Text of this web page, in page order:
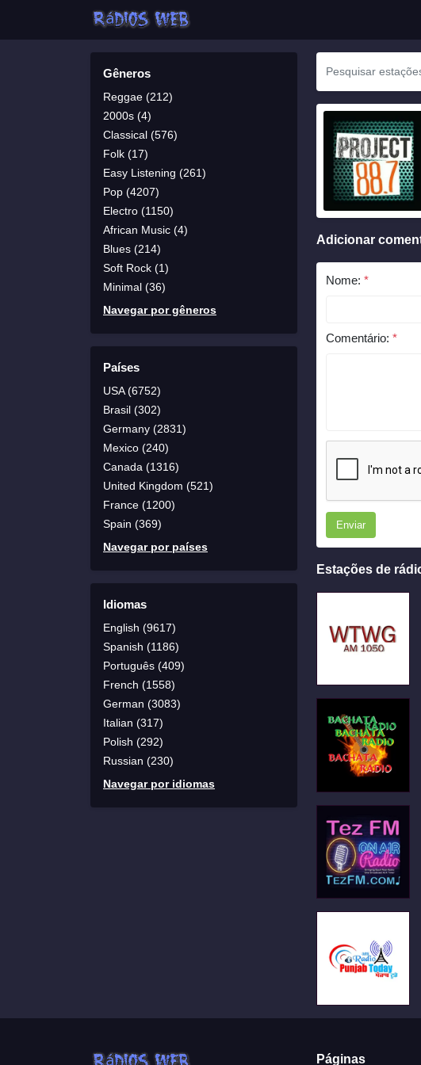
Gêneros
Reggae (212)
2000s (4)
Classical (576)
Folk (17)
Easy Listening (261)
Pop (4207)
Electro (1150)
African Music (4)
Blues (214)
Soft Rock (1)
Minimal (36)
Navegar por gêneros
Países
USA (6752)
Brasil (302)
Germany (2831)
Mexico (240)
Canada (1316)
United Kingdom (521)
France (1200)
Spain (369)
Navegar por países
Idiomas
English (9617)
Spanish (1186)
Português (409)
French (1558)
German (3083)
Italian (317)
Polish (292)
Russian (230)
Navegar por idiomas
Adicionar
Nome: *
Comentário: *
Enviar
Estações de
Páginas